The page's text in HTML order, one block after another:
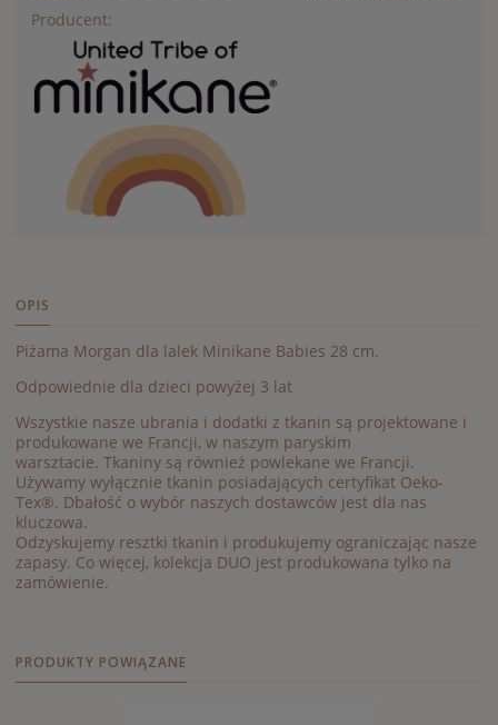
Producent:
OPIS
Piżama Morgan dla lalek Minikane Babies 28 cm.
Odpowiednie dla dzieci powyżej 3 lat
Wszystkie nasze ubrania i dodatki z tkanin są projektowane i
produkowane we Francji, w naszym paryskim
warsztacie. Tkaniny są również powlekane we Francji.
Używamy wyłącznie tkanin posiadających certyfikat Oeko-
Tex®. Dbałość o wybór naszych dostawców jest dla nas
kluczowa.
Odzyskujemy resztki tkanin i produkujemy ograniczając nasze
zapasy. Co więcej, kolekcja DUO jest produkowana tylko na
zamówienie.
PRODUKTY POWIĄZANE